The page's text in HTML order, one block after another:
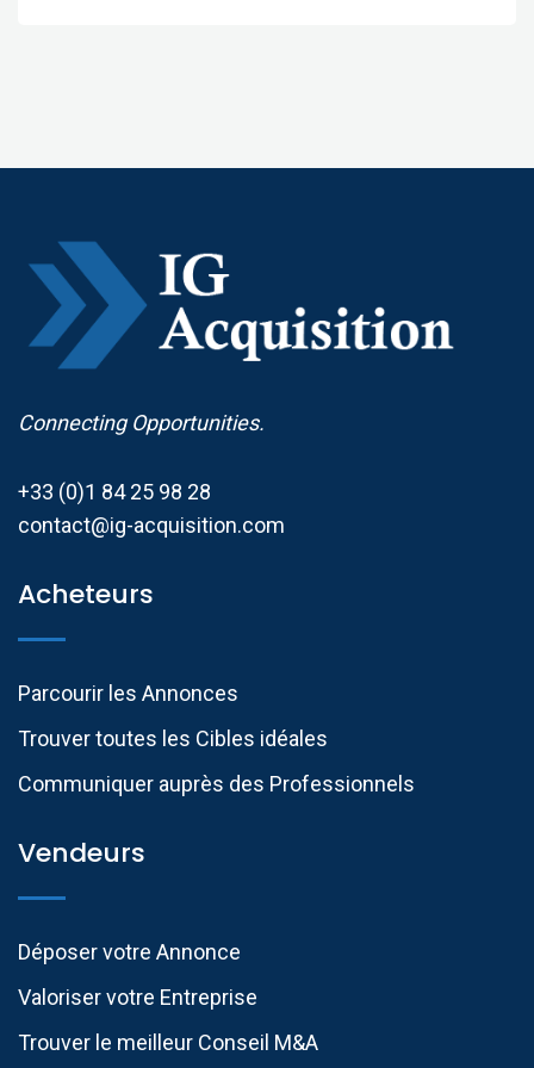
Connecting Opportunities.
+33 (0)1 84 25 98 28
contact@ig-acquisition.com
Acheteurs
Parcourir les Annonces
Trouver toutes les Cibles idéales
Communiquer auprès des Professionnels​
Vendeurs
Déposer votre Annonce
Valoriser votre Entreprise
Trouver le meilleur Conseil M&A